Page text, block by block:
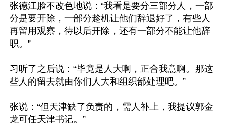
张德江脸不改色地说：“我看是要分三部分人，一部
分是要开除，一部分趁机让他们辞退好了，有些人
再留用观察，待以后开除，还有一部分不能让他辞
职。”
习听了之后说：“毕竟是人大啊，正合我意啊。那这
些人的留去就由你们人大和组织部处理吧。”
张说：“但天津缺了负责的，需人补上，我提议郭金
龙可任天津书记。”